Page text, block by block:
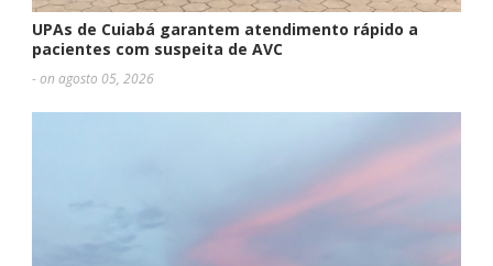
UPAs de Cuiabá garantem atendimento rápido a
pacientes com suspeita de AVC
- on agosto 05, 2026